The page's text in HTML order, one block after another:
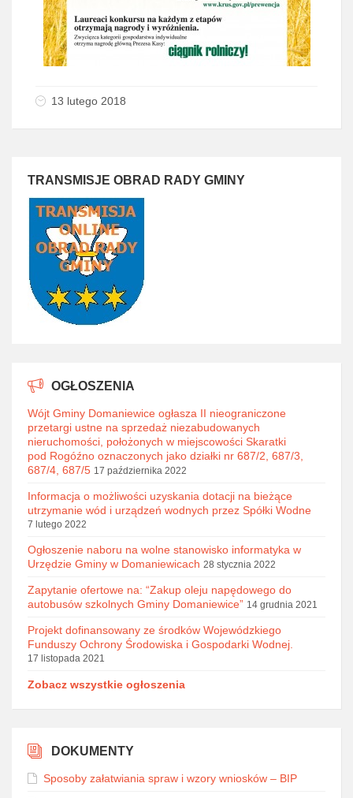
13 lutego 2018
TRANSMISJE OBRAD RADY GMINY
OGŁOSZENIA
Wójt Gminy Domaniewice ogłasza II nieograniczone
przetargi ustne na sprzedaż niezabudowanych
nieruchomości, położonych w miejscowości Skaratki
pod Rogóźno oznaczonych jako działki nr 687/2, 687/3,
687/4, 687/5 17 października 2022
Informacja o możliwości uzyskania dotacji na bieżące
utrzymanie wód i urządzeń wodnych przez Spółki Wodne
7 lutego 2022
Ogłoszenie naboru na wolne stanowisko informatyka w
Urzędzie Gminy w Domaniewicach 28 stycznia 2022
Zapytanie ofertowe na: “Zakup oleju napędowego do
autobusów szkolnych Gminy Domaniewice” 14 grudnia 2021
Projekt dofinansowany ze środków Wojewódzkiego
Funduszy Ochrony Środowiska i Gospodarki Wodnej.
17 listopada 2021
Zobacz wszystkie ogłoszenia
DOKUMENTY
Sposoby załatwiania spraw i wzory wniosków – BIP